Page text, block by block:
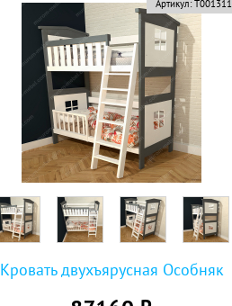
Артикул: Т001311
Кровать двухъярусная Особняк